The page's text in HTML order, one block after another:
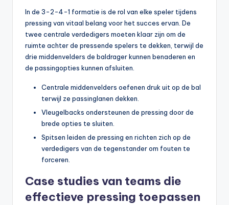
In de 3-2-4-1 formatie is de rol van elke speler tijdens
pressing van vitaal belang voor het succes ervan. De
twee centrale verdedigers moeten klaar zijn om de
ruimte achter de pressende spelers te dekken, terwijl de
drie middenvelders de baldrager kunnen benaderen en
de passingopties kunnen afsluiten.
Centrale middenvelders oefenen druk uit op de bal
terwijl ze passinglanen dekken.
Vleugelbacks ondersteunen de pressing door de
brede opties te sluiten.
Spitsen leiden de pressing en richten zich op de
verdedigers van de tegenstander om fouten te
forceren.
Case studies van teams die
effectieve pressing toepassen